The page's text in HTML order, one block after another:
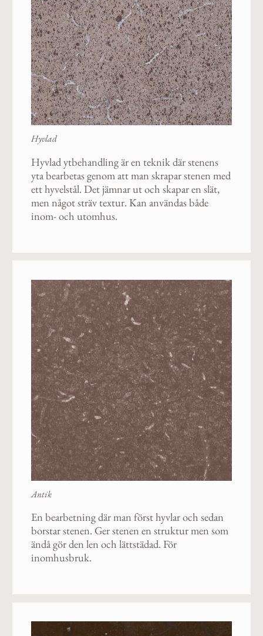
Hyvlad
Hyvlad ytbehandling är en teknik där stenens
yta bearbetas genom att man skrapar stenen med
ett hyvelstål. Det jämnar ut och skapar en slät,
men något sträv textur. Kan användas både
inom- och utomhus.
Antik
En bearbetning där man först hyvlar och sedan
borstar stenen. Ger stenen en struktur men som
ändå gör den len och lättstädad. För
inomhusbruk.